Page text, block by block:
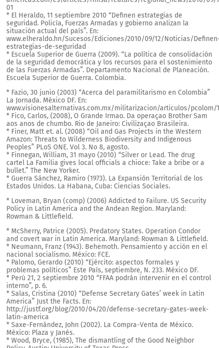
01
* El Heraldo, 11 septiembre 2010 “Definen estrategias de
seguridad. Policía, Fuerzas Armadas y gobierno analizan la
situación actual del país”. En:
www.elheraldo.hn/Sucesos/Ediciones/2010/09/12/Noticias/
estrategias-de-seguridad
* Escuela Superior de Guerra (2009). “La política de consolidación
de la seguridad democrática y los recursos para el sostenimiento
de las Fuerzas Armadas”. Departamento Nacional de Planeación.
Escuela Superior de Guerra. Colombia.
* Fazio, 30 junio (2003) “Acerca del paramilitarismo en Colombia”
La Jornada. México DF. En:
www.visionesalternativas.com.mx/militarizacion/articulos/pcolom/
* Fico, Carlos, (2008), O Grande Irmao. Da operaçao Brother Sam
aos anos de chumbo. Rio de Janeiro: Civilizaçao Brasileira.
* Finer, Matt et. al. (2008) “Oil and Gas Projects in the Western
Amazon: Threats to Wilderness Biodiversity and Indigenous
Peoples” PLoS ONE. Vol 3. No 8, agosto.
* Finnegan, William, 31 mayo (2010) “Silver or Lead. The drug
cartel La Familia gives local officials a chioce: Take a bribe or a
bullet.” The New Yorker.
* Guerra Sánchez, Ramiro (1973). La Expansión Territorial de los
Estados Unidos. La Habana, Cuba: Ciencias Sociales.
* Loveman, Bryan (comp) (2006) Addicted to Failure. US Security
Policy in Latin America and the Andean Region. Maryland:
Rowman & Littlefield.
* McSherry, Patrice (2005). Predatory States. Operation Condor
and covert war in Latin America. Maryland: Rowman & Littlefield.
* Neumann, Franz (1943). Behemoth. Pensamiento y acción en el
nacional socialismo. México: FCE.
* Palomo, Gerardo (2010) “Ejército: aspectos formales y
problemas políticos” Este País, septiembre, N. 233. México DF.
* Perú 21, 2 septiembre 2010 “FFAA podrán intervenir en el control
interno”, p. 6.
* Salas, Cristina (2010) “Defense Secretary Gates’ week in Latin
America” Just the Facts. En:
http://justf.org/blog/2010/04/20/defense-secretary-gates-week-
latin-america
* Saxe-Fernández, John (2002). La Compra-Venta de México.
México: Plaza y Janés.
* Wood, Bryce, (1985), The dismantling of the Good Neighbor